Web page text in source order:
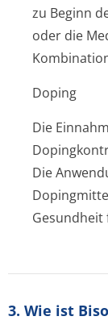
zu Beginn
oder die
Doping
Die
Die
Gesundheit
3. Wie ist